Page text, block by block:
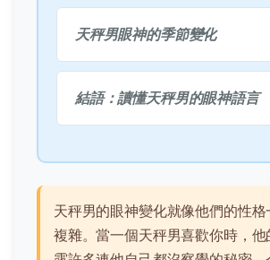
天秤男眼神的季節變化
結語：讀懂天秤男的眼神語言
天秤男的眼神變化就像他們的性
複雜。當一個天秤男喜歡你時，他